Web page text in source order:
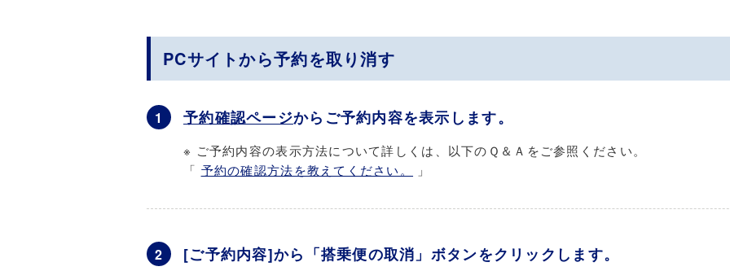
PCサイトから予約を取り消す
1 予約確認ページからご予約内容を表示します。
※ ご予約内容の表示方法について詳しくは、以下のＱ＆Ａをご参照ください。
「 予約の確認方法を教えてください。 」
2 [ご予約内容]から「搭乗便の取消」ボタンをクリックします。